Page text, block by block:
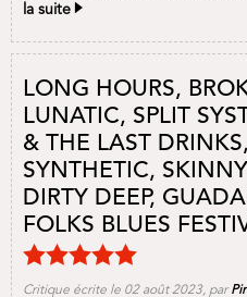
la suite
LONG HOURS,
LUNATIC, SPLIT
& THE LAST
SYNTHETIC,
DIRTY DEEP,
FOLKS BLUES
Critique écrite le 02 août 2023, par